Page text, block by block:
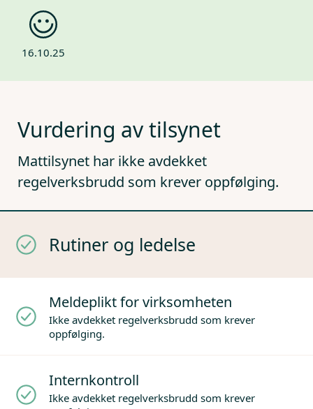
16.10.25
Vurdering av tilsynet
Mattilsynet har ikke avdekket
regelverksbrudd som krever oppfølging.
Rutiner og ledelse
Meldeplikt for virksomheten
Ikke avdekket regelverksbrudd som krever
oppfølging.
Internkontroll
Ikke avdekket regelverksbrudd som krever